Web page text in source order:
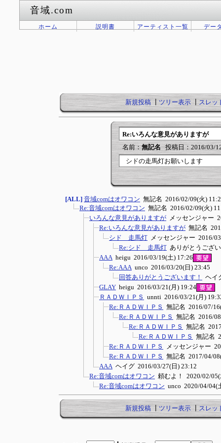
音域.com
ホーム 説明書 アーティスト一覧 デー
新規投稿┃ツリー表示┃スレッ
Re:いろんな意見がありますが
名前：無記名
投稿日：2016/03/
シドの走馬灯お願いします
[ALL] 音域comはオワコン 無記名 2016/02/09(火)
Re:音域comはオワコン 無記名 2016/02/09(火)
いろんな意見がありますが
メッセンジャー
Re:いろんな意見がありますが 無記名
シド 走馬灯
メッセンジャー 2016/
Re:シド 走馬灯 ありがとうござ
AAA heigu 2016/03/19(土) 17:26
Re:AAA unco 2016/03/20(日) 23:45
回答ありがとうございます！
ヘイ
GLAY heigu 2016/03/21(月) 19:24
ＲＡＤＷＩＰＳ
unnti 2016/03/21(月)
Re:ＲＡＤＷＩＰＳ
無記名 2016/07/
Re:ＲＡＤＷＩＰＳ
無記名 2016/
Re:ＲＡＤＷＩＰＳ
無記名
Re:ＲＡＤＷＩＰＳ
無記名
Re:ＲＡＤＷＩＰＳ
メッセンジャー
Re:ＲＡＤＷＩＰＳ
無記名 2017/04/
AAA ヘイグ 2016/03/27(日) 23:12
Re:音域comはオワコン 頼むよ！
2020/02/
Re:音域comはオワコン unco 2020/04/04(
新規投稿┃ツリー表示┃スレッ